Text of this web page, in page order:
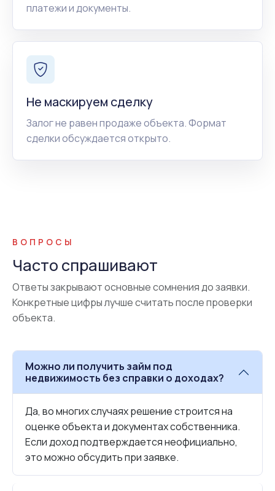
платежи и документы.
Не маскируем сделку
Залог не равен продаже объекта. Формат
сделки обсуждается открыто.
ВОПРОСЫ
Часто спрашивают
Ответы закрывают основные сомнения до заявки.
Конкретные цифры лучше считать после проверки
объекта.
Можно ли получить займ под
недвижимость без справки о доходах?
Да, во многих случаях решение строится на
оценке объекта и документах собственника.
Если доход подтверждается неофициально,
это можно обсудить при заявке.